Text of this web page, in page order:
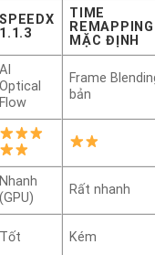
SPEEDX
1.1.3
TIME
REMAPPING
MẶC ĐỊNH
AI
Optical
Flow
Frame
bản
Nhanh
(GPU)
Rất nhanh
Tốt Kém